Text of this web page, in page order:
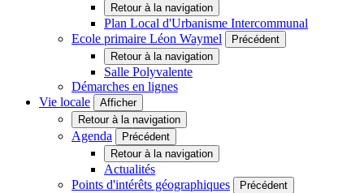
Retour à la navigation
Plan Local d'Urbanisme Intercommunal
Ecole primaire Léon Waymel
Précédent
Retour à la navigation
Salle Polyvalente
Démarches en lignes
Vie locale
Afficher
Retour à la navigation
Agenda
Précédent
Retour à la navigation
Actualités
Points d'intérêts géographiques
Précédent